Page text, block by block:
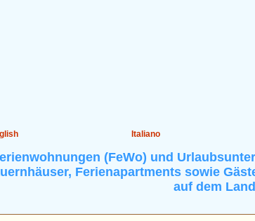
Italiano
(FeWo) und
Ferienapartments sowie
auf dem